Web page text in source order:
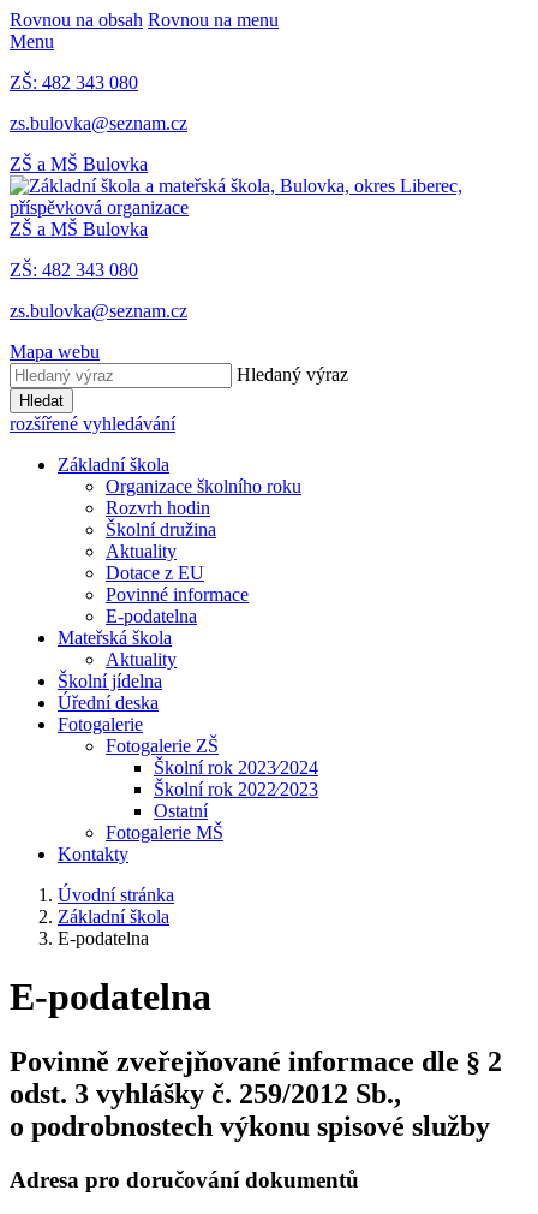
Rovnou na obsah Rovnou na menu
Menu
ZŠ: 482 343 080
zs.bulovka@seznam.cz
ZŠ a MŠ Bulovka
ZŠ a MŠ Bulovka
ZŠ: 482 343 080
zs.bulovka@seznam.cz
Mapa webu
Hledaný výraz
Hledat
rozšířené vyhledávání
Základní škola
Organizace školního roku
Rozvrh hodin
Školní družina
Aktuality
Dotace z EU
Povinné informace
E-podatelna
Mateřská škola
Aktuality
Školní jídelna
Úřední deska
Fotogalerie
Fotogalerie ZŠ
Školní rok 2023⁄2024
Školní rok 2022⁄2023
Ostatní
Fotogalerie MŠ
Kontakty
Úvodní stránka
Základní škola
E-podatelna
E-podatelna
Povinně zveřejňované informace dle § 2
odst. 3 vyhlášky č. 259/2012 Sb.,
o podrobnostech výkonu spisové služby
Adresa pro doručování dokumentů